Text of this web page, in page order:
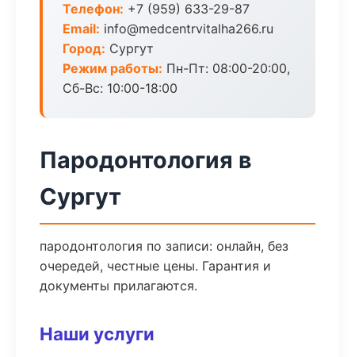
Телефон: +7 (959) 633-29-87
Email: info@medcentrvitalha266.ru
Город: Сургут
Режим работы: Пн-Пт: 08:00-20:00,
Сб-Вс: 10:00-18:00
Пародонтология в
Сургут
пародонтология по записи: онлайн, без
очередей, честные цены. Гарантия и
документы прилагаются.
Наши услуги